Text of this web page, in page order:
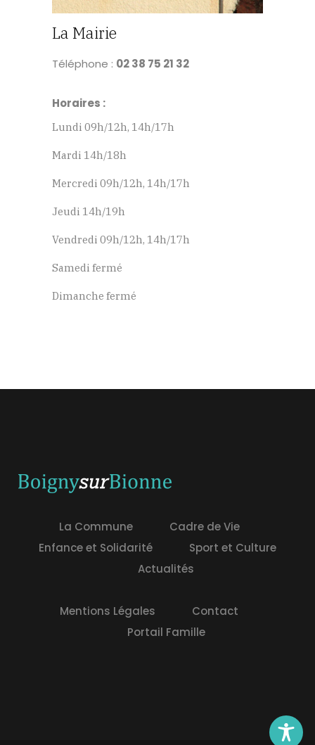
La Mairie
Téléphone : 02 38 75 21 32
Horaires :
Lundi 09h/12h, 14h/17h
Mardi 14h/18h
Mercredi 09h/12h, 14h/17h
Jeudi 14h/19h
Vendredi 09h/12h, 14h/17h
Samedi fermé
Dimanche fermé
La Commune
Cadre de Vie
Enfance et Solidarité
Sport et Culture
Actualités
Mentions Légales
Contact
Portail Famille